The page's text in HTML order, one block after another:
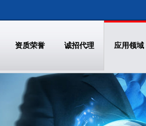
资质荣誉 诚招代理 应用领域